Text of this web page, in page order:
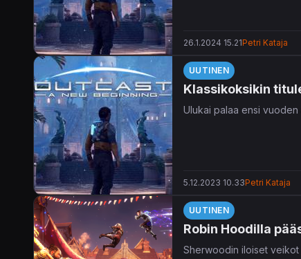
26.1.2024 15.21Petri Kataja
UUTINEN
Klassikoksikin
Ulukai palaa ensi
5.12.2023 10.33Petri Kataja
UUTINEN
Robin Hoodilla
Sherwoodin iloiset